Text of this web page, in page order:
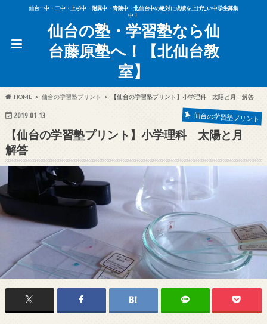
仙台一中・二中・上杉中・附属中・青陵中・北仙台中の絶対に成績を上げたい中学生募集
中！
仙台の塾・学習塾なら仙
台藤原塾へ！【北仙台教
室】
HOME 仙台の学習塾プリント 【仙台の学習塾プリント】小学理科 太陽と月 解答
2019.01.13 仙台の学習塾プリント
【仙台の学習塾プリント】小学理科 太陽と月
解答